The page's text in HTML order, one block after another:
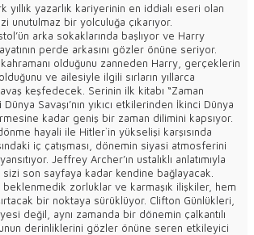
yıllık yazarlık kariyerinin en iddialı eseri olan
unutulmaz bir yolculuğa çıkarıyor.
arka sokaklarında başlıyor ve Harry
perde arkasını gözler önüne seriyor.
kahramanı olduğunu zanneden Harry, gerçeklerin
ve ailesiyle ilgili sırların yıllarca
keşfedecek. Serinin ilk kitabı “Zaman
Savaşı’nın yıkıcı etkilerinden İkinci Dünya
kadar geniş bir zaman dilimini kapsıyor.
hayali ile Hitler`in yükselişi karşısında
iç çatışması, dönemin siyasi atmosferini
Jeffrey Archer’ın ustalıklı anlatımıyla
son sayfaya kadar kendine bağlayacak.
beklenmedik zorluklar ve karmaşık ilişkiler, hem
bir noktaya sürüklüyor. Clifton Günlükleri,
değil, aynı zamanda bir dönemin çalkantılı
derinliklerini gözler önüne seren etkileyici